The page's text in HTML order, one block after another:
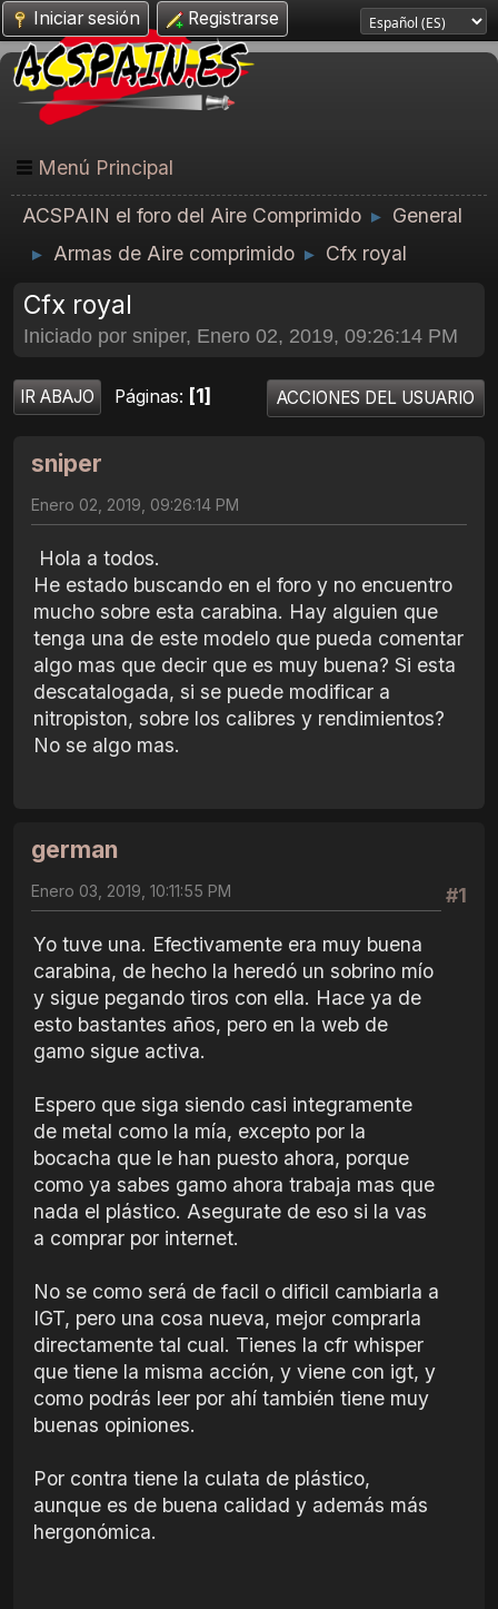
Iniciar sesión Registrarse
Menú Principal
ACSPAIN el foro del Aire Comprimido ► General
► Armas de Aire comprimido ► Cfx royal
Cfx royal
Iniciado por sniper, Enero 02, 2019, 09:26:14 PM
IR ABAJO Páginas 1 ACCIONES DEL USUARIO
sniper
Enero 02, 2019, 09:26:14 PM
Hola a todos.
He estado buscando en el foro y no encuentro
mucho sobre esta carabina. Hay alguien que
tenga una de este modelo que pueda comentar
algo mas que decir que es muy buena? Si esta
descatalogada, si se puede modificar a
nitropiston, sobre los calibres y rendimientos?
No se algo mas.
german
#1
Enero 03, 2019, 10:11:55 PM
Yo tuve una. Efectivamente era muy buena
carabina, de hecho la heredó un sobrino mío
y sigue pegando tiros con ella. Hace ya de
esto bastantes años, pero en la web de
gamo sigue activa.
Espero que siga siendo casi integramente
de metal como la mía, excepto por la
bocacha que le han puesto ahora, porque
como ya sabes gamo ahora trabaja mas que
nada el plástico. Asegurate de eso si la vas
a comprar por internet.
No se como será de facil o dificil cambiarla a
IGT, pero una cosa nueva, mejor comprarla
directamente tal cual. Tienes la cfr whisper
que tiene la misma acción, y viene con igt, y
como podrás leer por ahí también tiene muy
buenas opiniones.
Por contra tiene la culata de plástico,
aunque es de buena calidad y además más
hergonómica.